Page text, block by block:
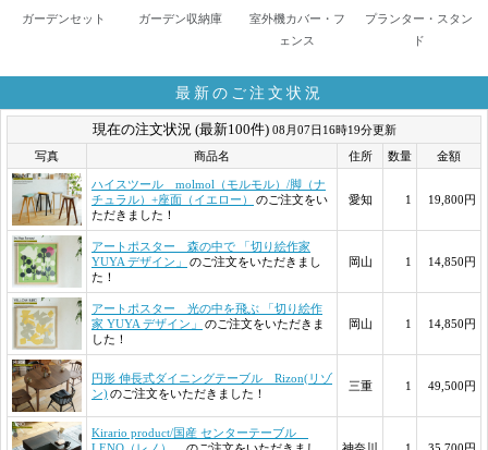
ガーデンセット ガーデン収納庫
室外機カバー・フ
ェンス
プランター・スタン
ド
最新のご注文状況